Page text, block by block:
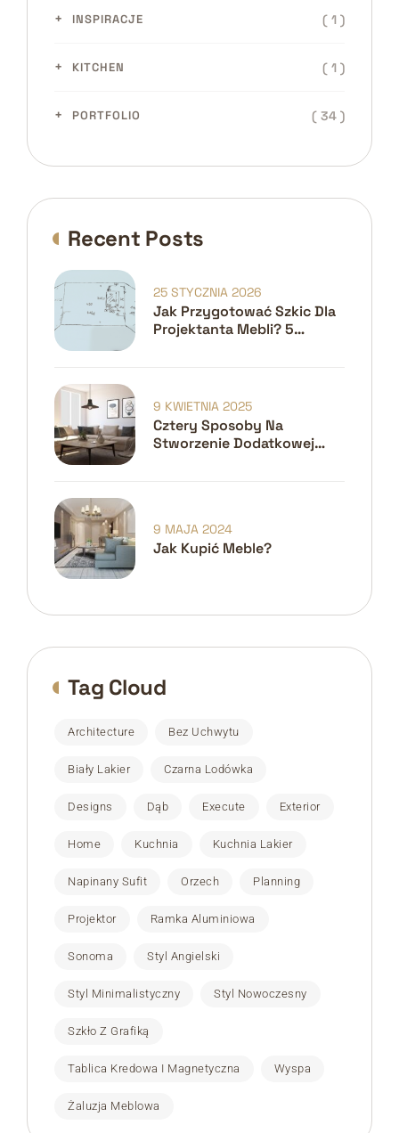
INSPIRACJE ( 1 )
KITCHEN ( 1 )
PORTFOLIO ( 34 )
Recent Posts
Jak Przygotować Szkic Dla
Projektanta Mebli? 5
25 STYCZNIA 2026
Cztery Sposoby Na
Stworzenie Dodatkowej
9 KWIETNIA 2025
Jak Kupić Meble?
9 MAJA 2024
Tag Cloud
Architecture Bez Uchwytu
Biały Lakier Czarna Lodówka
Designs Dąb Execute Exterior
Home Kuchnia Kuchnia Lakier
Napinany Sufit Orzech Planning
Projektor Ramka Aluminiowa
Sonoma Styl Angielski
Styl Minimalistyczny Styl Nowoczesny
Szkło Z Grafiką
Tablica Kredowa I Magnetyczna Wyspa
Żaluzja Meblowa